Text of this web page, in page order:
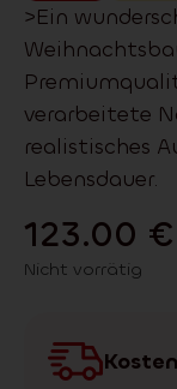
>Ein
verarbeitete
realistisches
Lebensdauer.
123.00 €
Nicht vorrätig